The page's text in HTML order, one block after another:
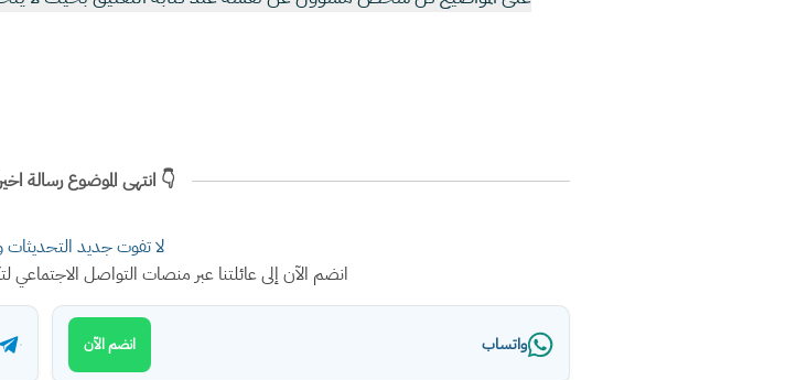
👇 انتهى الموضوع رسالة
لا تفوت جديد
انضم الآن إلى عائلتنا عبر منصات التواصل
واتساب انضم الآن